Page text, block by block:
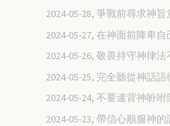
2024-05-28, 爭戰前尋求神
2024-05-27, 在神面前降卑
2024-05-26, 敬畏持守神律
2024-05-25, 完全聽從神話
2024-05-24, 不要違背神吩
2024-05-23, 帶信心順服神